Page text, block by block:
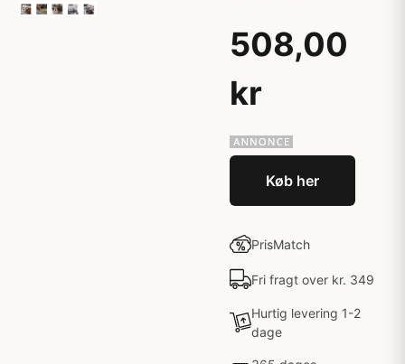
508,00
kr
Køb her
PrisMatch
Fri fragt over kr. 349
Hurtig levering 1-2
dage